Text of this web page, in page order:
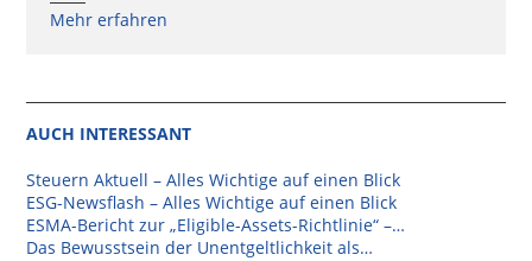
Mehr erfahren
AUCH INTERESSANT
Steuern Aktuell – Alles Wichtige auf einen Blick
ESG-Newsflash – Alles Wichtige auf einen Blick
ESMA-Bericht zur „Eligible-Assets-Richtlinie“ –…
Das Bewusstsein der Unentgeltlichkeit als…